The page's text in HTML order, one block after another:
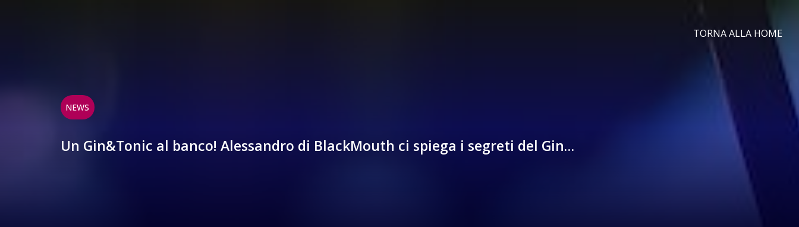
TORNA ALLA HOME
NEWS
Un Gin&Tonic al banco! Alessandro di BlackMouth ci spiega i segreti del Gin…